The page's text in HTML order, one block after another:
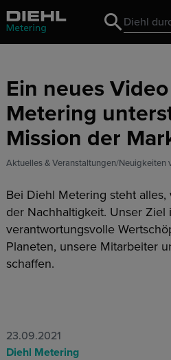
Search
Search
Ein neues
Metering
Mission der
Aktuelles & Veranstaltungen Neuigkeiten
Bei Diehl Metering steht
der Nachhaltigkeit. Unser Ziel
verantwortungsvolle
Planeten, unsere Mitarbeiter
schaffen.
23.09.2021
Diehl Metering